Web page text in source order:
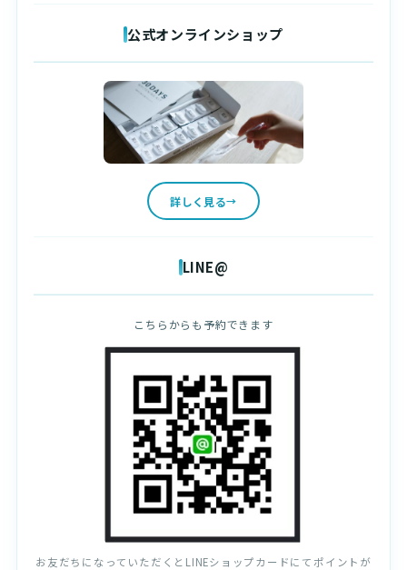
公式オンラインショップ
詳しく見る
LINE@
こちらからも予約できます
お友だちになっていただくとLINEショップカードにてポイントが